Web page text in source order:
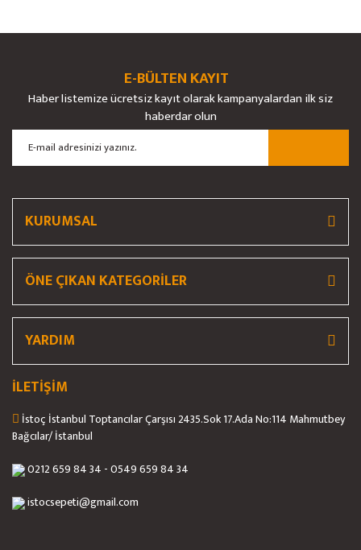
E-BÜLTEN KAYIT
Haber listemize ücretsiz kayıt olarak kampanyalardan ilk siz
haberdar olun
KURUMSAL
ÖNE ÇIKAN KATEGORİLER
YARDIM
İLETİŞİM
İstoç İstanbul Toptancılar Çarşısı 2435.Sok 17.Ada No:114 Mahmutbey
Bağcılar/ İstanbul
0212 659 84 34 - 0549 659 84 34
istocsepeti@gmail.com